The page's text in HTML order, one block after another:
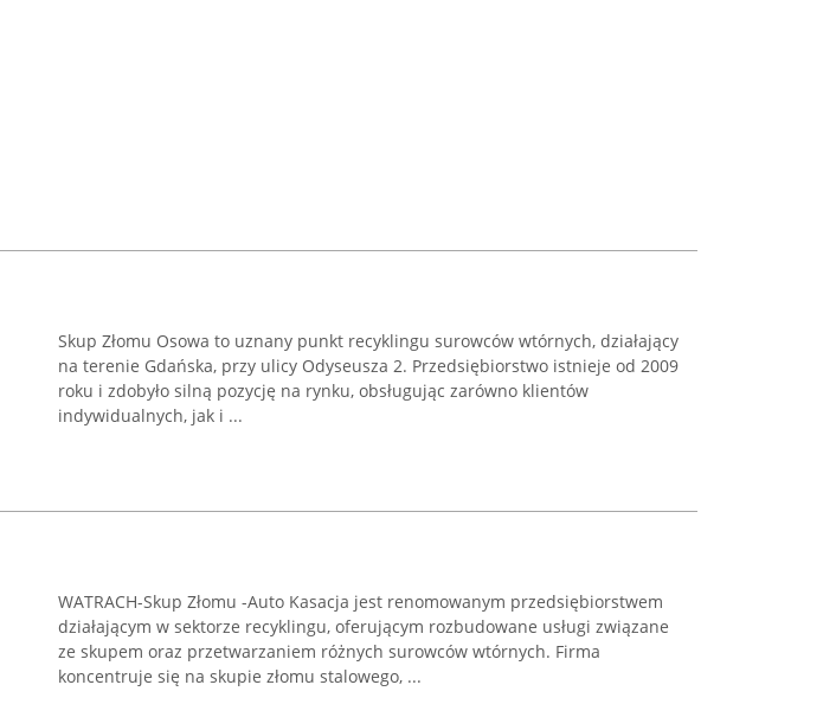
Skup Złomu Osowa to uznany punkt recyklingu surowców wtórnych, działający
na terenie Gdańska, przy ulicy Odyseusza 2. Przedsiębiorstwo istnieje od 2009
roku i zdobyło silną pozycję na rynku, obsługując zarówno klientów
indywidualnych, jak i ...
WATRACH-Skup Złomu -Auto Kasacja jest renomowanym przedsiębiorstwem
działającym w sektorze recyklingu, oferującym rozbudowane usługi związane
ze skupem oraz przetwarzaniem różnych surowców wtórnych. Firma
koncentruje się na skupie złomu stalowego, ...